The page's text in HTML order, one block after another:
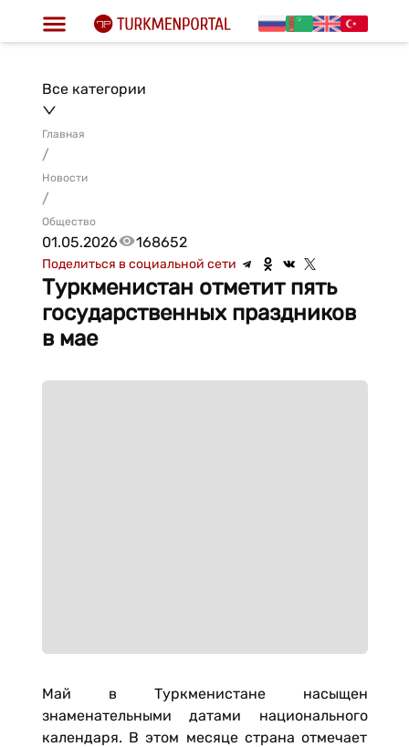
Все категории
Главная
/
Новости
/
Общество
01.05.2026 168652
Поделиться в социальной сети
Туркменистан отметит пять
государственных праздников
в мае
Май в Туркменистане насыщен
знаменательными датами национального
календаря. В этом месяце страна отмечает